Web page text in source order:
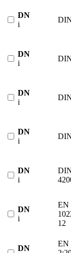
DN
i
DN
i
DN
i
DN
i
DN
i
DN
i
EN
12
DN
EN